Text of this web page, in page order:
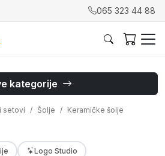
065 323 44 88
kategorije
setovi Šolje
Keramičke šolje
Logo Studio